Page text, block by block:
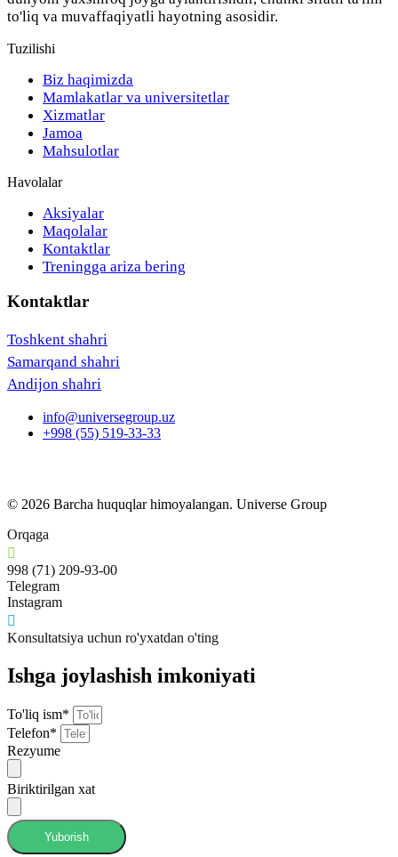
to'liq va muvaffaqiyatli hayotning asosidir.
Tuzilishi
Biz haqimizda
Mamlakatlar va universitetlar
Xizmatlar
Jamoa
Mahsulotlar
Havolalar
Aksiyalar
Maqolalar
Kontaktlar
Treningga ariza bering
Kontaktlar
Toshkent shahri
Samarqand shahri
Andijon shahri
info@universegroup.uz
+998 (55) 519-33-33
© 2026 Barcha huquqlar himoyalangan. Universe Group
Orqaga
998 (71) 209-93-00
Telegram
Instagram
Konsultatsiya uchun ro'yxatdan o'ting
Ishga joylashish imkoniyati
To'liq ism*
Telefon*
Rezyume
Biriktirilgan xat
Yuborish